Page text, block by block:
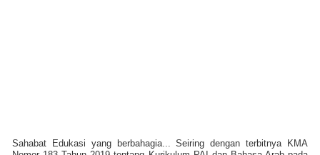
Sahabat Edukasi yang berbahagia...
Seiring dengan terbitnya KMA